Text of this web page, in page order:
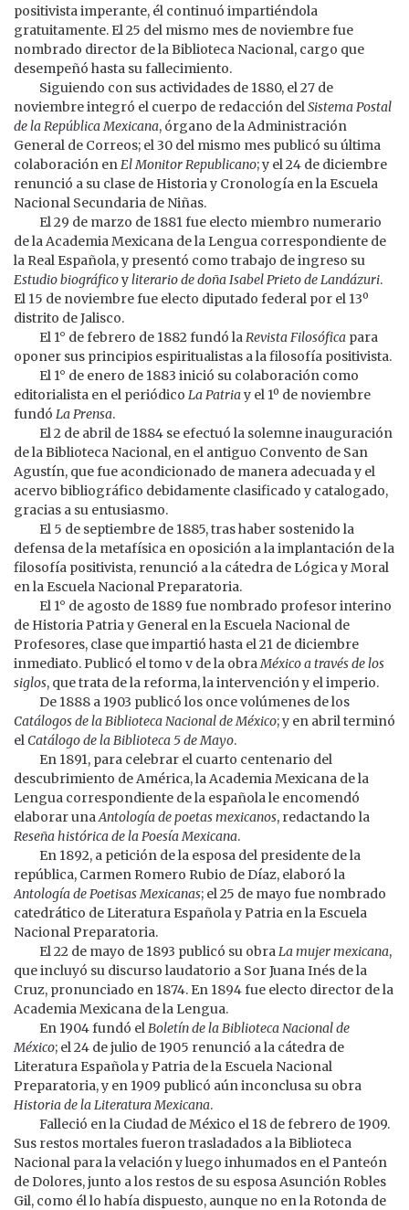
positivista imperante, él continuó impartiéndola
gratuitamente. El 25 del mismo mes de noviembre fue
nombrado director de la Biblioteca Nacional, cargo que
desempeñó hasta su fallecimiento.
Siguiendo con sus actividades de 1880, el 27 de
noviembre integró el cuerpo de redacción delSistema Postal
de la República Mexicana, órgano de la Administración
General de Correos; el 30 del mismo mes publicó su última
colaboración enEl Monitor Republicano; y el 24 de diciembre
renunció a su clase de Historia y Cronología en la Escuela
Nacional Secundaria de Niñas.
El 29 de marzo de 1881 fue electo miembro numerario
de la Academia Mexicana de la Lengua correspondiente de
la Real Española, y presentó como trabajo de ingreso su
Estudio biográficoyliterario de doña Isabel Prieto de Landázuri.
El 15 de noviembre fue electo diputado federal por el 13º
distrito de Jalisco.
El 1° de febrero de 1882 fundó laRevista Filosófica para
oponer sus principios espiritualistas a la filosofía positivista.
El 1° de enero de 1883 inició su colaboración como
editorialista en el periódico La Patriay el 1º de noviembre
fundó La Prensa.
El 2 de abril de 1884 se efectuó la solemne inauguración
de la Biblioteca Nacional, en el antiguo Convento de San
Agustín, que fue acondicionado de manera adecuada y el
acervo bibliográfico debidamente clasificado y catalogado,
gracias a su entusiasmo.
El 5 de septiembre de 1885, tras haber sostenido la
defensa de la metafísica en oposición a la implantación de la
filosofía positivista, renunció a la cátedra de Lógica y Moral
en la Escuela Nacional Preparatoria.
El 1° de agosto de 1889 fue nombrado profesor interino
de Historia Patria y General en la Escuela Nacional de
Profesores, clase que impartió hasta el 21 de diciembre
inmediato. Publicó el tomo v de la obraMéxico a través de los
siglos, que trata de la reforma, la intervención y el imperio.
De 1888 a 1903 publicó los once volúmenes de los
Catálogos de la Biblioteca Nacional de México; y en abril terminó
elCatálogo de la Biblioteca 5 de Mayo.
En 1891, para celebrar el cuarto centenario del
descubrimiento de América, la Academia Mexicana de la
Lengua correspondiente de la española le encomendó
elaborar unaAntología de poetas mexicanos, redactando la
Reseña histórica de la Poesía Mexicana.
En 1892, a petición de la esposa del presidente de la
república, Carmen Romero Rubio de Díaz, elaboró la
Antología de Poetisas Mexicanas; el 25 de mayo fue nombrado
catedrático de Literatura Española y Patria en la Escuela
Nacional Preparatoria.
El 22 de mayo de 1893 publicó su obraLa mujer mexicana,
que incluyó su discurso laudatorio a Sor Juana Inés de la
Cruz, pronunciado en 1874. En 1894 fue electo director de la
Academia Mexicana de la Lengua.
En 1904 fundó elBoletín de la Biblioteca Nacional de
México; el 24 de julio de 1905 renunció a la cátedra de
Literatura Española y Patria de la Escuela Nacional
Preparatoria, y en 1909 publicó aún inconclusa su obra
Historia de la Literatura Mexicana.
Falleció en la Ciudad de México el 18 de febrero de 1909.
Sus restos mortales fueron trasladados a la Biblioteca
Nacional para la velación y luego inhumados en el Panteón
de Dolores, junto a los restos de su esposa Asunción Robles
Gil, como él lo había dispuesto, aunque no en la Rotonda de